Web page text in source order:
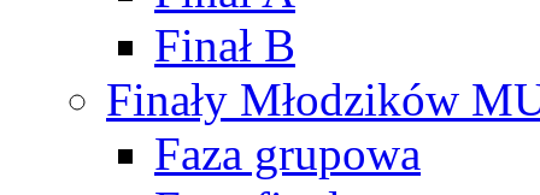
Finał B
Finały Młodzików
Faza grupowa